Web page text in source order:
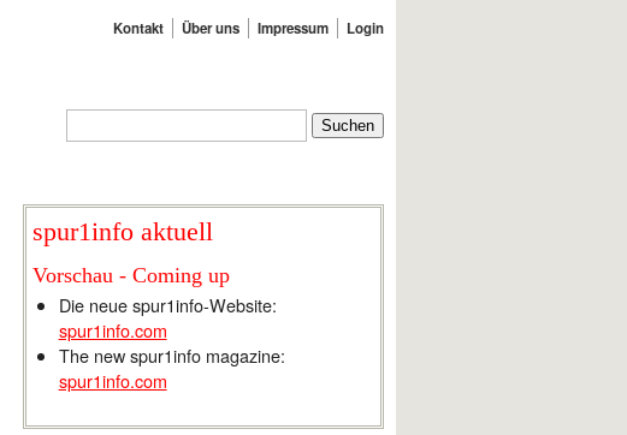
Kontakt Über uns Impressum Login
spur1info aktuell
Vorschau - Coming up
Die neue spur1info-Website:
spur1info.com
The new spur1info magazine:
spur1info.com